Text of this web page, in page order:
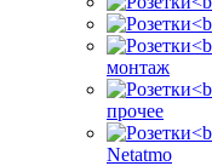
монтаж
прочее
Netatmo